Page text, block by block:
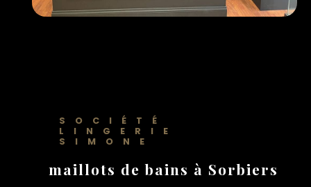
SOCIÉTÉ
LINGERIE
SIMONE
maillots de bains à Sorbiers